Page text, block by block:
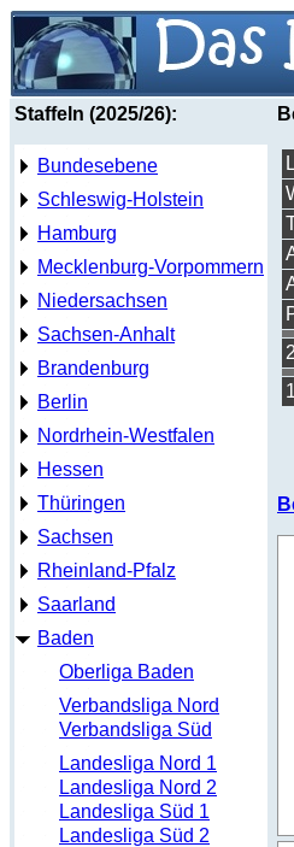
Staffeln (2025/26):
Bundesebene
Schleswig-Holstein
Hamburg
Mecklenburg-Vorpommern
Niedersachsen
Sachsen-Anhalt
Brandenburg
Berlin
Nordrhein-Westfalen
Hessen
Thüringen
Sachsen
Rheinland-Pfalz
Saarland
Baden
Oberliga Baden
Verbandsliga Nord
Verbandsliga Süd
Landesliga Nord 1
Landesliga Nord 2
Landesliga Süd 1
Landesliga Süd 2